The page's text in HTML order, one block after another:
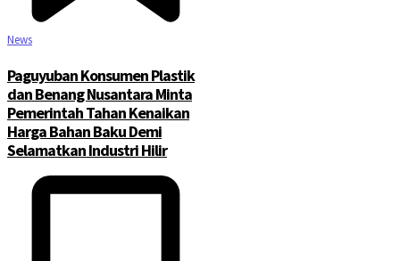
News
Paguyuban Konsumen Plastik
dan Benang Nusantara Minta
Pemerintah Tahan Kenaikan
Harga Bahan Baku Demi
Selamatkan Industri Hilir